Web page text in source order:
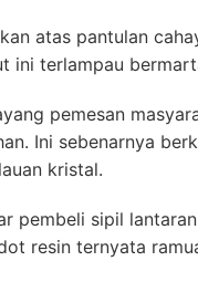
atas pantulan
ini terlampau
pemesan
Ini sebenarnya
kristal.
pembeli sipil
resin ternyata